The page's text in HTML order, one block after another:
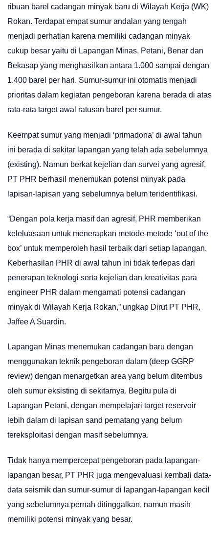
ribuan barel cadangan minyak baru di Wilayah Kerja (WK)
Rokan. Terdapat empat sumur andalan yang tengah
menjadi perhatian karena memiliki cadangan minyak
cukup besar yaitu di Lapangan Minas, Petani, Benar dan
Bekasap yang menghasilkan antara 1.000 sampai dengan
1.400 barel per hari. Sumur-sumur ini otomatis menjadi
prioritas dalam kegiatan pengeboran karena berada di atas
rata-rata target awal ratusan barel per sumur.
Keempat sumur yang menjadi ‘primadona’ di awal tahun
ini berada di sekitar lapangan yang telah ada sebelumnya
(existing). Namun berkat kejelian dan survei yang agresif,
PT PHR berhasil menemukan potensi minyak pada
lapisan-lapisan yang sebelumnya belum teridentifikasi.
“Dengan pola kerja masif dan agresif, PHR memberikan
keleluasaan untuk menerapkan metode-metode ‘out of the
box’ untuk memperoleh hasil terbaik dari setiap lapangan.
Keberhasilan PHR di awal tahun ini tidak terlepas dari
penerapan teknologi serta kejelian dan kreativitas para
engineer PHR dalam mengamati potensi cadangan
minyak di Wilayah Kerja Rokan,” ungkap Dirut PT PHR,
Jaffee A Suardin.
Lapangan Minas menemukan cadangan baru dengan
menggunakan teknik pengeboran dalam (deep GGRP
review) dengan menargetkan area yang belum ditembus
oleh sumur eksisting di sekitarnya. Begitu pula di
Lapangan Petani, dengan mempelajari target reservoir
lebih dalam di lapisan sand pematang yang belum
tereksploitasi dengan masif sebelumnya.
Tidak hanya mempercepat pengeboran pada lapangan-
lapangan besar, PT PHR juga mengevaluasi kembali data-
data seismik dan sumur-sumur di lapangan-lapangan kecil
yang sebelumnya pernah ditinggalkan, namun masih
memiliki potensi minyak yang besar.